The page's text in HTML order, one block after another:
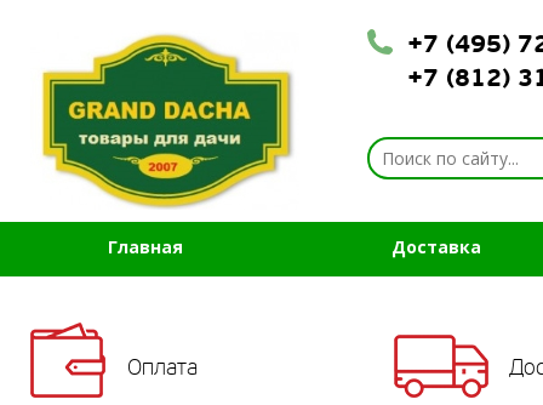
+7 (495)
+7 (812)
Главная Доставка
Оплата